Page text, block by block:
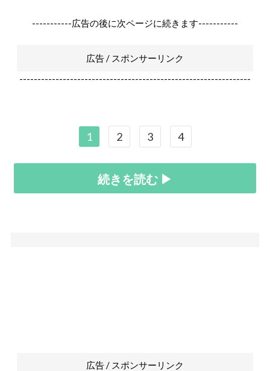
-----------広告の後に次ページに続きます-----------
広告 / スポンサーリンク
----------------------------------------------------------------
1 2 3 4
続きを読む ▶
広告 / スポンサーリンク